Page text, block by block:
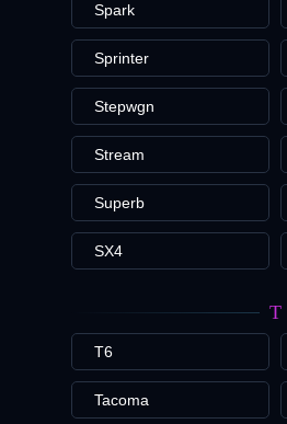
Spark
Sprinter
Stepwgn
Stream
Superb
SX4
T
T6
Tacoma